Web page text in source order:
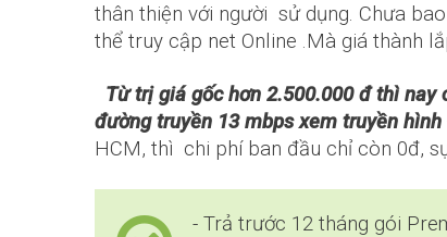
thân thiện với người sử dụng. Chưa
thể truy cập net Online .Mà giá thành
Từ trị giá gốc hơn 2.500.000 đ thì nay
đường truyền 13 mbps xem truyền hình
HCM, thì chi phí ban đầu chỉ còn 0đ,
- Trả trước 12 tháng gói